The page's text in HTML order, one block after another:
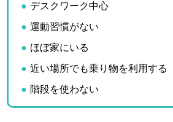
デスクワーク中心
運動習慣がない
ほぼ家にいる
近い場所でも乗り物を利用する
階段を使わない